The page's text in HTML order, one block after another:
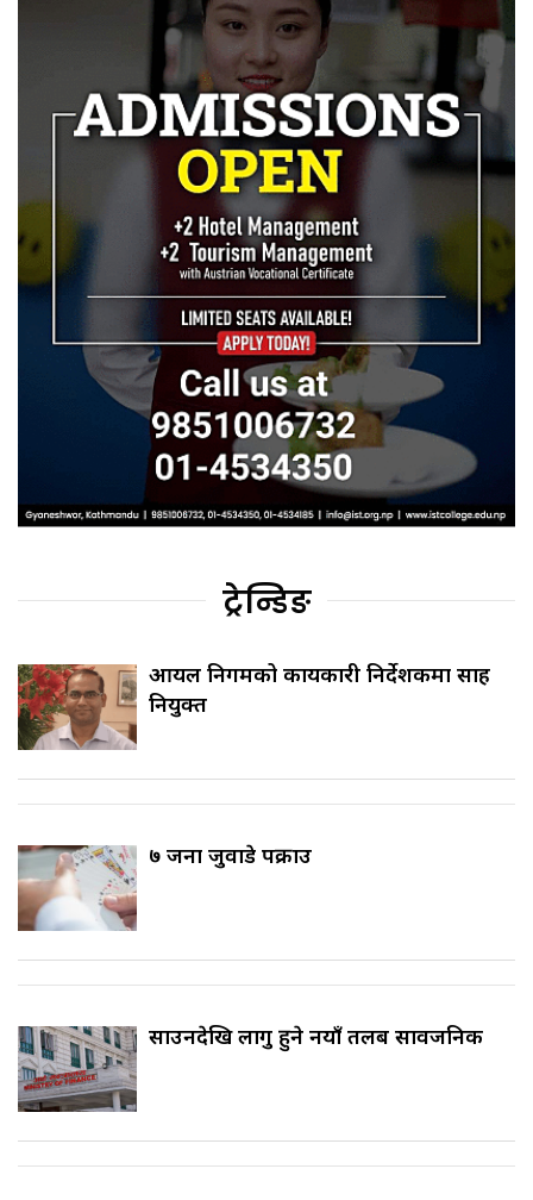
ट्रेन्डिङ
आयल निगमको कार्यकारी निर्देशकमा साह
नियुक्त
७ जना जुवाडे पक्राउ
साउनदेखि लागु हुने नयाँ तलब सार्वजनिक